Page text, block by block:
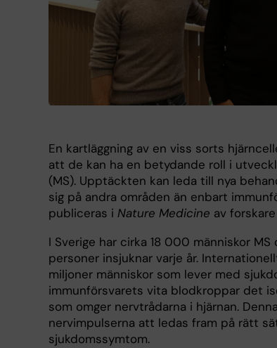
En kartläggning av en viss sorts
att de kan ha en betydande roll i
(MS). Upptäckten kan leda till nya
sig på andra områden än enbart
publiceras i Nature Medicine av
I Sverige har cirka 18 000 människor
personer insjuknar varje år.
miljoner människor som lever med
immunförsvarets vita blodkroppar det
som omger nervtrådarna i hjärnan.
nervimpulserna att ledas fram på rätt
sjukdomssymtom.